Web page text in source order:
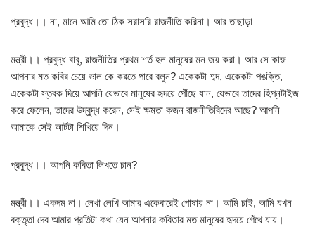
প্রবুদ্ধ।। না, মানে আমি তো ঠিক সরাসরি রাজনীতি করিনা। আর তাছাড়া –
মন্ত্রী।। প্রবুদ্ধ বাবু, রাজনীতির প্রথম শর্ত হল মানুষের মন জয় করা। আর সে কাজ
আপনার মত কবির চেয়ে ভাল কে করতে পারে বলুন? একেকটা শব্দ, একেকটা পঙক্তি,
একেকটা স্তবক দিয়ে আপনি যেভাবে মানুষের হৃদয়ে পৌঁছে যান, যেভাবে তাদের হিপ্নটাইজ
করে ফেলেন, তাদের উদ্বুদ্ধ করেন, সেই ক্ষমতা কজন রাজনীতিবিদের আছে? আপনি
আমাকে সেই আর্টটা শিখিয়ে দিন।
প্রবুদ্ধ।। আপনি কবিতা লিখতে চান?
মন্ত্রী।। একদম না। লেখা লেখি আমার একেবারেই পোষায় না। আমি চাই, আমি যখন
বক্তৃতা দেব আমার প্রতিটা কথা যেন আপনার কবিতার মত মানুষের হৃদয়ে গেঁথে যায়।